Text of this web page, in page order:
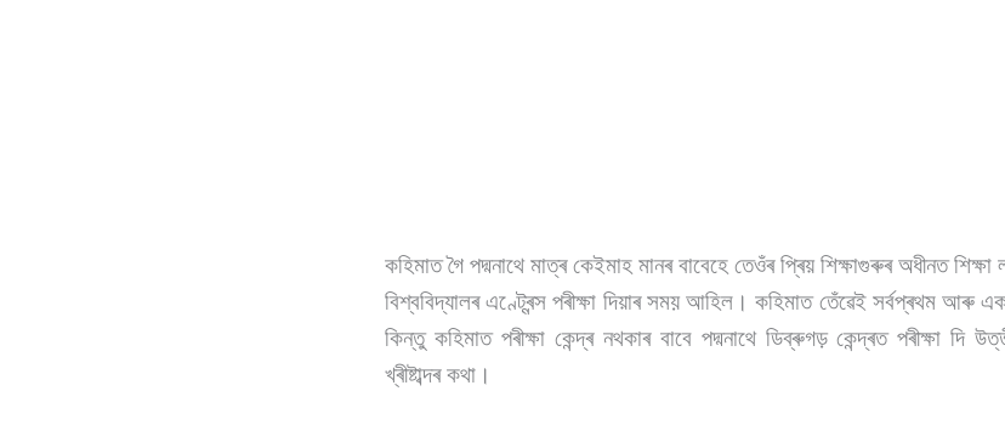
কহিমাত গৈ পদ্মনাথে মাত্ৰ কেইমাহ মানৰ বাবেহে তেওঁৰ প্ৰিয় শিক্ষাগুৰুৰ অধীনত
বিশ্ববিদ্যালৰ এণ্ট্ৰেন্স পৰীক্ষা দিয়াৰ সময় আহিল। কহিমাত তেঁৱেই সৰ্বপ্ৰথম আৰু
কিন্তু কহিমাত পৰীক্ষা কেন্দ্ৰ নথকাৰ বাবে পদ্মনাথে ডিব্ৰুগড় কেন্দ্ৰত পৰীক্ষা দি
খ্ৰীষ্টাব্দৰ কথা।